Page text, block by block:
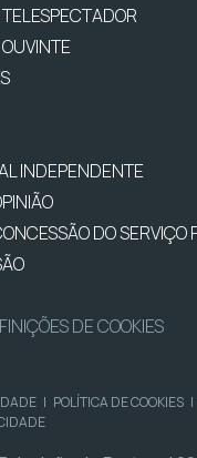
INDEPENDENTE
DO SERVIÇO
DE COOKIES
| POLÍTICA DE COOKIES |